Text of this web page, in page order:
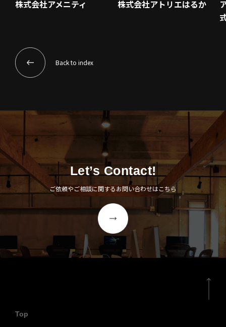
株式会社アメニティ 株式会社アトリエはるか
Back to index
Let’s Contact!
ご依頼やご相談に関するお問い合わせはこちら
Top